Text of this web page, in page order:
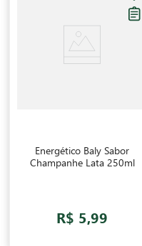
Energético Baly Sabor
Champanhe Lata 250ml
R$ 5,99